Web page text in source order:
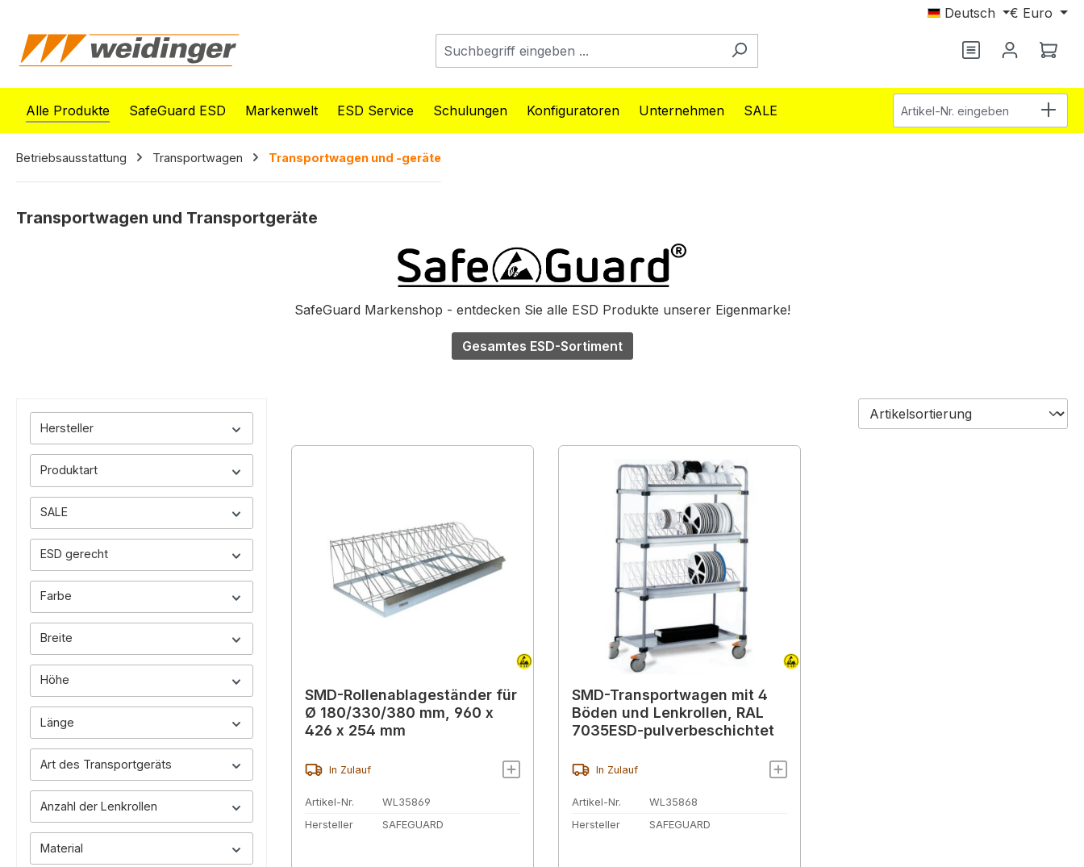
Deutsch € Euro
Du hast 0
Alle Produkte SafeGuard ESD Markenwelt ESD Service Schulungen Konfiguratoren Unternehmen SALE Artikel-Nr. eingeben
Betriebsausstattung Transportwagen Transportwagen und -geräte
Transportwagen und Transportgeräte
SafeGuard Markenshop - entdecken Sie alle ESD Produkte unserer Eigenmarke!
Gesamtes ESD-Sortiment
Hersteller
Produktart
SALE
ESD gerecht
Farbe
Breite
Höhe
Länge
Art des Transportgeräts
Anzahl der Lenkrollen
Material
SMD-Rollenablageständer für
Ø 180/330/380 mm, 960 x
426 x 254 mm
In Zulauf
Artikel-Nr.
WL35869
Hersteller
SAFEGUARD
SMD-Transportwagen mit 4
Böden und Lenkrollen, RAL
7035ESD-pulverbeschichtet
In Zulauf
Artikel-Nr.
WL35868
Hersteller
SAFEGUARD